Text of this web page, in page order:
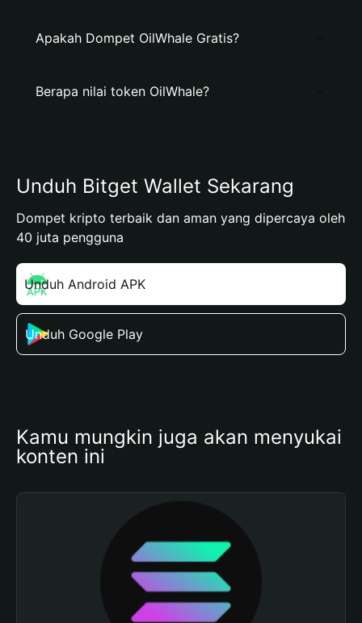
Apakah Dompet OilWhale Gratis?
Berapa nilai token OilWhale?
Unduh Bitget Wallet Sekarang
Dompet kripto terbaik dan aman yang dipercaya oleh
40 juta pengguna
Unduh Android APK
Unduh Google Play
Kamu mungkin juga akan menyukai
konten ini